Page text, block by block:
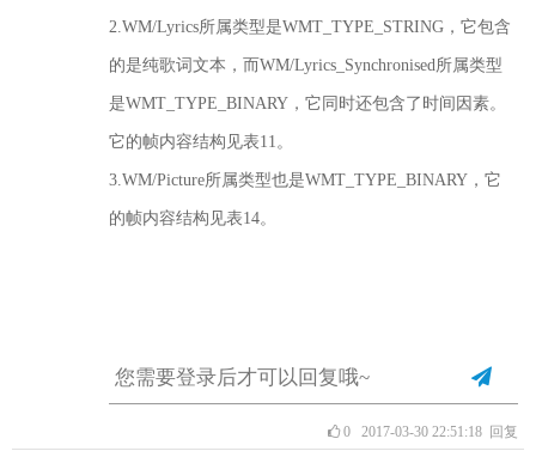
2.WM/Lyrics所属类型是WMT_TYPE_STRING，它包含
的是纯歌词文本，而WM/Lyrics_Synchronised所属类型
是WMT_TYPE_BINARY，它同时还包含了时间因素。
它的帧内容结构见表11。
3.WM/Picture所属类型也是WMT_TYPE_BINARY，它
的帧内容结构见表14。
02017-03-30 22:51:18 回复